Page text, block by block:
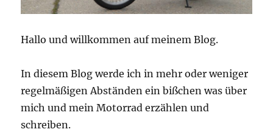
Hallo und willkommen auf meinem Blog.
In diesem Blog werde ich in mehr oder weniger
regelmäßigen Abständen ein bißchen was über
mich und mein Motorrad erzählen und
schreiben.